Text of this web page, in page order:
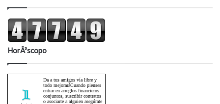
HorÃ³scopo